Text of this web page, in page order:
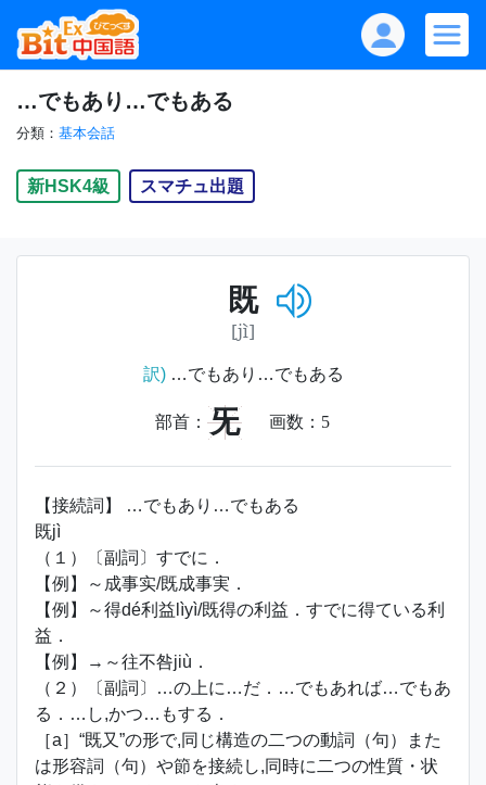
…でもあり…でもある
分類： 基本会話
新HSK4級 スマチュ出題
既
[jì]
訳)…でもあり…でもある
部首： 旡 画数： 5
【接続詞】 …でもあり…でもある
既jì
（１）〔副詞〕すでに．
【例】～成事实/既成事実．
【例】～得dé利益lìyì/既得の利益．すでに得ている利
益．
【例】→～往不咎jiù．
（２）〔副詞〕…の上に…だ．…でもあれば…でもあ
る．…し,かつ…もする．
［a］“既又”の形で,同じ構造の二つの動詞（句）また
は形容詞（句）や節を接続し,同時に二つの性質・状